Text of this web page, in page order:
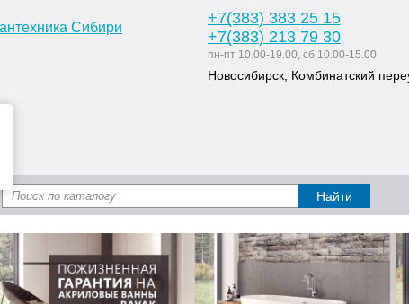
+7(383) 383 25 15
+7(383) 213 79 30
пн-пт 10.00-19.00, сб 10.00-15.00
Новосибирск, Комбинатский
Доставка и оплата Статьи Дизайн